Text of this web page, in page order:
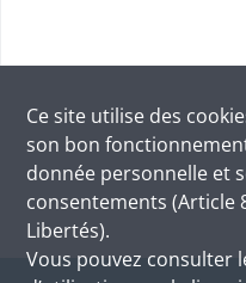
Ce site utilise des
son bon
donnée personnelle et
consentements (Article
Libertés).
Vous pouvez consulter